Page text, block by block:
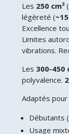
Les 250 cm³
légèreté (
Excellence
Limites
vibrations.
Les 300-450
polyvalence.
Adaptés pour
Débutants
Usage